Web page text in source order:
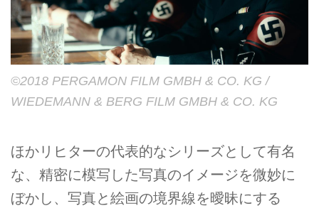
©2018 PERGAMON FILM GMBH & CO. KG /
WIEDEMANN & BERG FILM GMBH & CO. KG
ほかリヒターの代表的なシリーズとして有名
な、精密に模写した写真のイメージを微妙に
ぼかし、写真と絵画の境界線を曖昧にする